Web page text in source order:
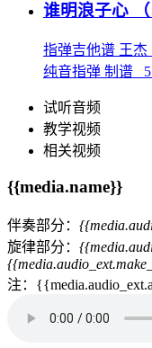
谁明浪子心
指弹吉他谱 王杰
纯音指弹 制谱 5
试听音频
教学视频
相关视频
{{media.name}}
伴奏部分：
旋律部分：
注：